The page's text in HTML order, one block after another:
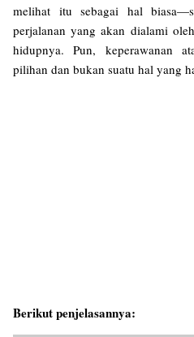
melihat itu sebagai hal
perjalanan yang akan dialami
hidupnya. Pun, keperawanan
pilihan dan bukan suatu hal yang
Berikut penjelasannya: